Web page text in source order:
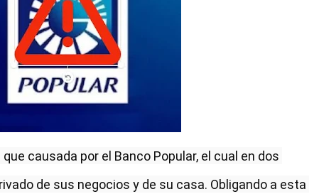
causada por el Banco Popular, el cual en dos
de sus negocios y de su casa. Obligando a esta